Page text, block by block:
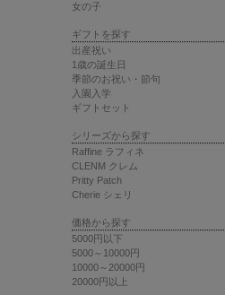
女の子
ギフトを探す
出産祝い
1歳の誕生日
季節のお祝い・節句
入園入学
ギフトセット
シリーズから探す
Raffine ラフィネ
CLENM クレム
Pritty Patch
Cherie シェリ
価格から探す
5000円以下
5000～10000円
10000～20000円
20000円以上